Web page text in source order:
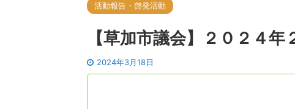
活動報告・啓発活動
【草加市議会】２０２４
2024年3月18日